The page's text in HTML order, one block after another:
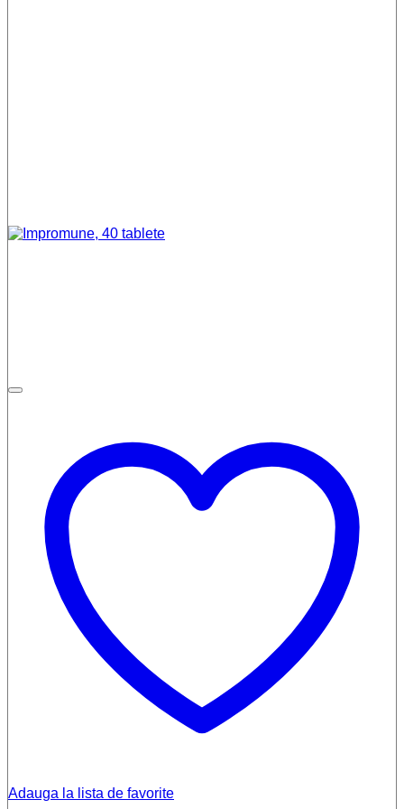
Adauga la lista de favorite